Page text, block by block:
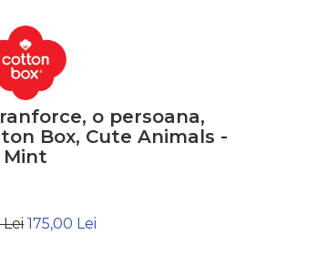
o persoana,
Box, Cute Animals -
Mint
Lei 175,00 Lei